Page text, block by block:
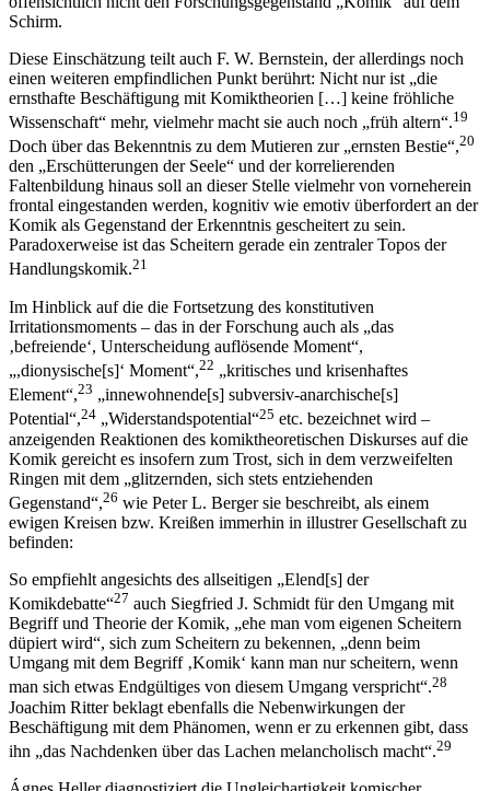
Schirm.
Diese Einschätzung teilt auch F. W. Bernstein, der allerdings noch
einen weiteren empfindlichen Punkt berührt: Nicht nur ist „die
ernsthafte Beschäftigung mit Komiktheorien […] keine fröhliche
Wissenschaft“ mehr, vielmehr macht sie auch noch „früh altern“.19
Doch über das Bekenntnis zu dem Mutieren zur „ernsten Bestie“,20
den „Erschütterungen der Seele“ und der korrelierenden
Faltenbildung hinaus soll an dieser Stelle vielmehr von vorneherein
frontal eingestanden werden, kognitiv wie emotiv überfordert an der
Komik als Gegenstand der Erkenntnis gescheitert zu sein.
Paradoxerweise ist das Scheitern gerade ein zentraler Topos der
Handlungskomik.21
Im Hinblick auf die die Fortsetzung des konstitutiven
Irritationsmoments – das in der Forschung auch als „das
‚befreiende‘, Unterscheidung auflösende Moment“,
„,dionysische[s]‌‘ Moment“,22 „kritisches und krisenhaftes
Element“,23 „innewohnende[s] subversiv-anarchische[s]
Potential“,24 „Widerstandspotential“25 etc. bezeichnet wird –
anzeigenden Reaktionen des komiktheoretischen Diskurses auf die
Komik gereicht es insofern zum Trost, sich in dem verzweifelten
Ringen mit dem „glitzernden, sich stets entziehenden
Gegenstand“,26 wie Peter L. Berger sie beschreibt, als einem
ewigen Kreisen bzw. Kreißen immerhin in illustrer Gesellschaft zu
befinden:
So empfiehlt angesichts des allseitigen „Elend[s]‌ der
Komikdebatte“27 auch Siegfried J. Schmidt für den Umgang mit
Begriff und Theorie der Komik, „ehe man vom eigenen Scheitern
düpiert wird“, sich zum Scheitern zu bekennen, „denn beim
Umgang mit dem Begriff ‚Komik‘ kann man nur scheitern, wenn
man sich etwas Endgültiges von diesem Umgang verspricht“.28
Joachim Ritter beklagt ebenfalls die Nebenwirkungen der
Beschäftigung mit dem Phänomen, wenn er zu erkennen gibt, dass
ihn „das Nachdenken über das Lachen melancholisch macht“.29